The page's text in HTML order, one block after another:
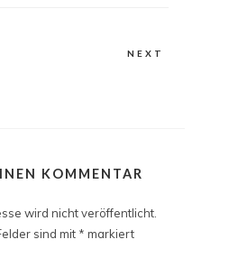
NEXT
KOMMENTAR
wird nicht veröffentlicht.
sind mit * markiert